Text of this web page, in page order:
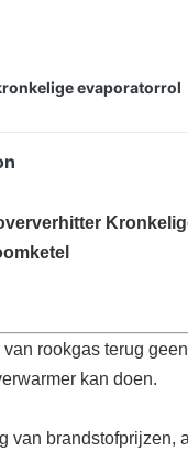
evaporatorrol
van rookgas terug
kan doen.
van brandstofprijzen,